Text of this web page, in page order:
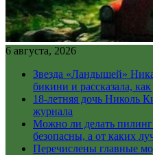
6 августа, 2026
Звезда «Ландышей»
бикини и рассказала,
18-летняя дочь Николь
журнала
Можно ли делать
безопасны, а от каких
Перечислены главные